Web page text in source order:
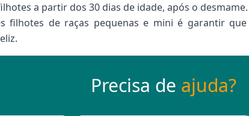
a partir dos 30 dias de idade, após o desmame.
filhotes de raças pequenas e mini é garantir
Precisa de ajuda?